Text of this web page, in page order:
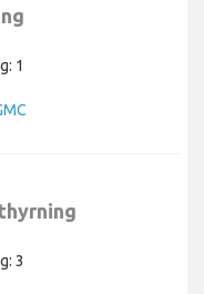
1
3